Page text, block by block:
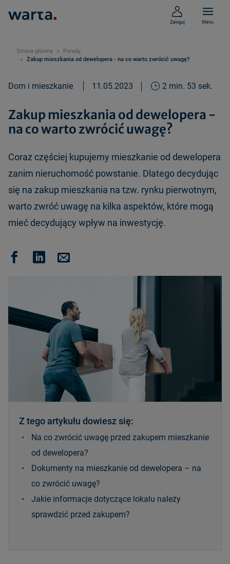
Zaloguj Menu
Strona główna
Porady
Zakup mieszkania od dewelopera - na co warto zwrócić uwagę?
Dom i mieszkanie 11.05.2023 2 min. 53 sek.
Zakup mieszkania od dewelopera -
na co warto zwrócić uwagę?
Coraz częściej kupujemy mieszkanie od dewelopera
zanim nieruchomość powstanie. Dlatego decydując
się na zakup mieszkania na tzw. rynku pierwotnym,
warto zwróć uwagę na kilka aspektów, które mogą
mieć decydujący wpływ na inwestycję.
Z tego artykułu dowiesz się:
Na co zwrócić uwagę przed zakupem mieszkanie
od dewelopera?
Dokumenty na mieszkanie od dewelopera – na
co zwrócić uwagę?
Jakie informacje dotyczące lokalu należy
sprawdzić przed zakupem?